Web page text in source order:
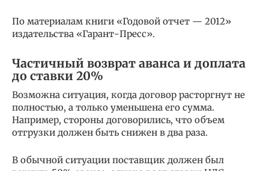
По материалам книги «Годовой отчет — 2012»
издательства «Гарант-Пресс».
Частичный возврат аванса и доплата
до ставки 20%
Возможна ситуация, когда договор расторгнут не
полностью, а только уменьшена его сумма.
Например, стороны договорились, что объем
отгрузки должен быть снижен в два раза.
В обычной ситуации поставщик должен был